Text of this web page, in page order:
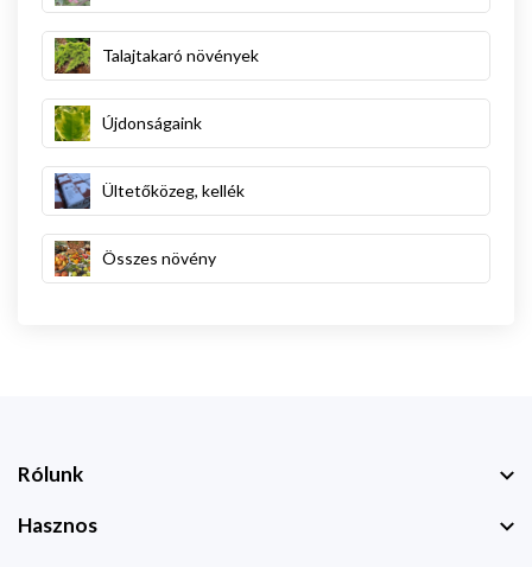
Talajtakaró növények
Újdonságaink
Ültetőközeg, kellék
Összes növény
Rólunk
Hasznos